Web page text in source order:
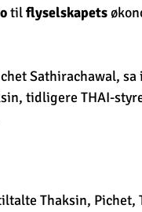
til flyselskapets
Sathirachawal, sa
tidligere THAI-
Thaksin, Pichet,